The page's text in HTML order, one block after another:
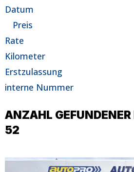
Datum
Preis
Rate
Kilometer
Erstzulassung
interne Nummer
ANZAHL GEFUNDENER
52